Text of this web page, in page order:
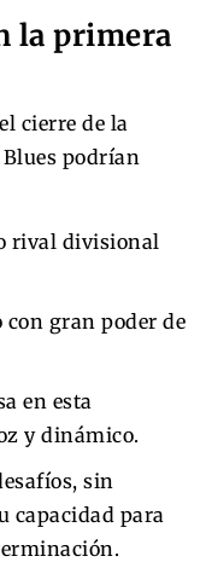
la primera
cierre de la
podrían
rival divisional
con gran poder de
en esta
y dinámico.
sin
capacidad para